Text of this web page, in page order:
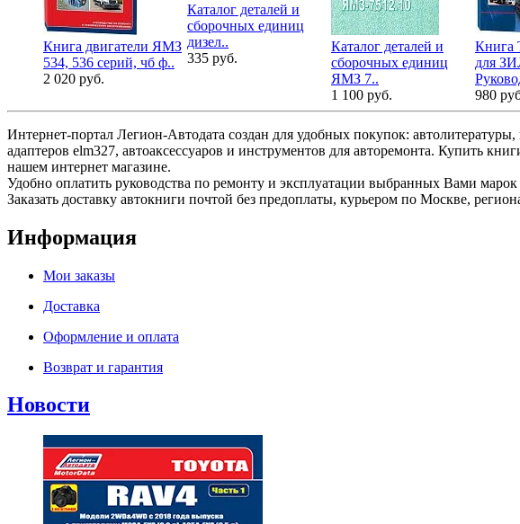
Книга двигатели ЯМЗ
534, 536 серий, чб ф..
2 020 руб.
Каталог деталей и
сборочных единиц
дизел..
335 руб.
Каталог деталей и
сборочных единиц
ЯМЗ 7..
1 100 руб.
для
980
Интернет-портал Легион-Автодата создан для удобных покупок:
адаптеров elm327, автоаксессуаров и инструментов для авторемонта. Купить
нашем интернет магазине.
Удобно оплатить руководства по ремонту и эксплуатации выбранных Вами
Заказать доставку автокниги почтой без предоплаты, курьером по Москве,
Информация
Мои заказы
Доставка
Оформление и оплата
Возврат и гарантия
Новости